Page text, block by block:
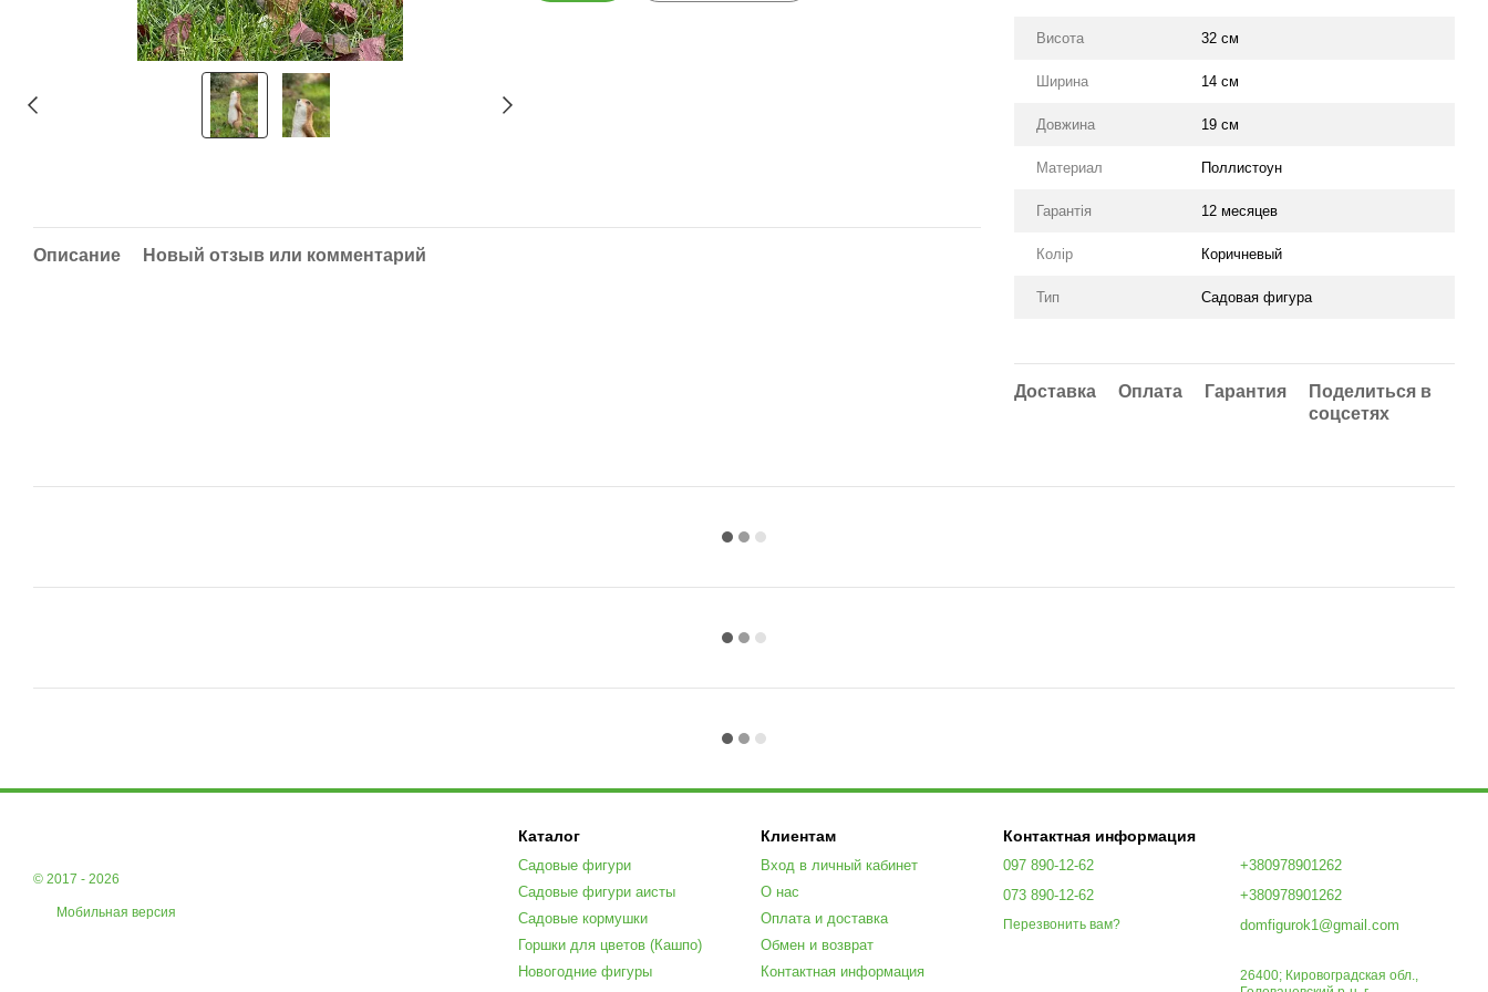
Висота 32 см
Ширина 14 см
Довжина 19 см
Материал Поллистоун
Гарантія 12 месяцев
Колір Коричневый
Тип Садовая фигура
Доставка Оплата Гарантия
Поделиться в
соцсетях
Описание Новый отзыв или комментарий
© 2017 - 2026
Мобильная версия
Каталог
Садовые фигури
Садовые фигури аисты
Садовые кормушки
Горшки для цветов (Кашпо)
Новогодние фигуры
Клиентам
Вход в личный кабинет
О нас
Оплата и доставка
Обмен и возврат
Контактная информация
Контактная информация
097 890-12-62
073 890-12-62
Перезвонить вам?
+380978901262
+380978901262
domfigurok1@gmail.com
26400; Кировоградская обл.,